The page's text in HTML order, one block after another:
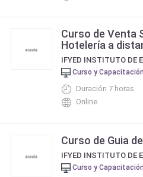
Curso de Venta
Hotelería a
Curso y Capacitación
Duración 7 horas
Online
Curso de Guia
Curso y Capacitación